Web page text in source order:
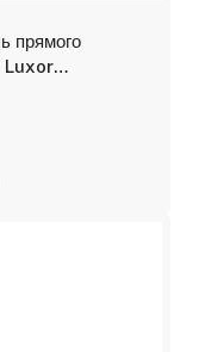
прямого
Luxor